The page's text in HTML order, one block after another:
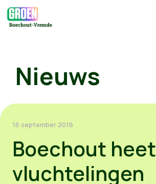
Nieuws
16 september 2016
Boechout heet
vluchtelingen